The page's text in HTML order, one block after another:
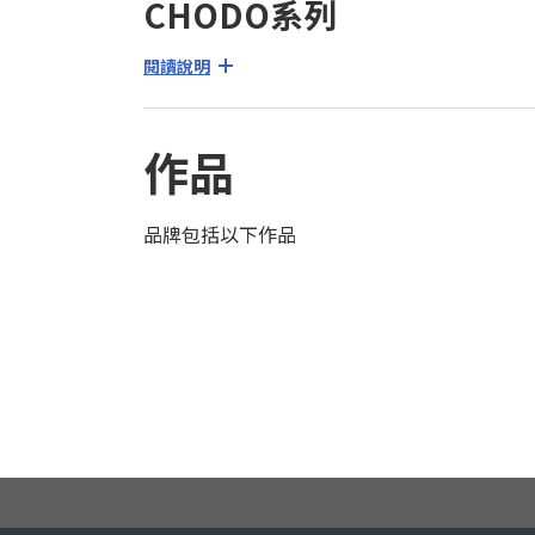
CHODO系列
閱讀說明
作品
品牌包括以下作品